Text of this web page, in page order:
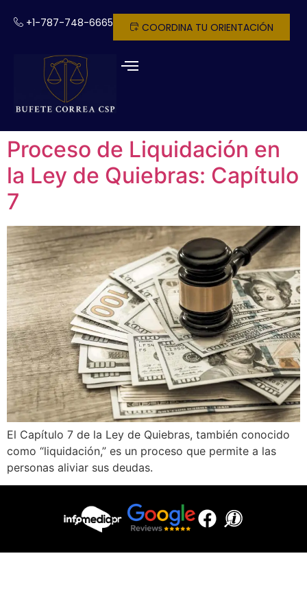
+1-787-748-6665 COORDINA TU ORIENTACIÓN
Proceso de Liquidación en
la Ley de Quiebras: Capítulo
7
El Capítulo 7 de la Ley de Quiebras, también conocido
como “liquidación,” es un proceso que permite a las
personas aliviar sus deudas.